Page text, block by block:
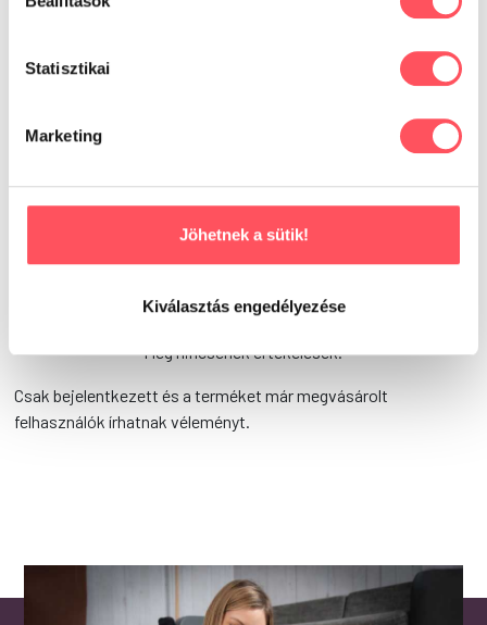
Statisztikai
Marketing
Jöhetnek a sütik!
Kiválasztás engedélyezése
Már kipróbáltad ezt a
Oszd meg tapasztalataidat,
véleményedet a Petguru közösségével!
Segítsd a gazdikat a döntésükben!
Még nincsenek értékelések.
Csak bejelentkezett és a terméket már megvásárolt
felhasználók írhatnak véleményt.